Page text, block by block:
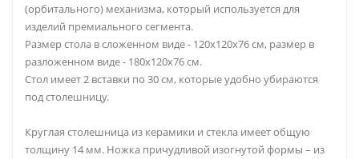
(орбитального) механизма, который используется для
изделий премиального сегмента.
Размер стола в сложенном виде - 120х120х76 см, размер в
разложенном виде - 180х120х76 см.
Стол имеет 2 вставки по 30 см, которые удобно убираются
под столешницу.
Круглая столешница из керамики и стекла имеет общую
толщину 14 мм. Ножка причудливой изогнутой формы – из